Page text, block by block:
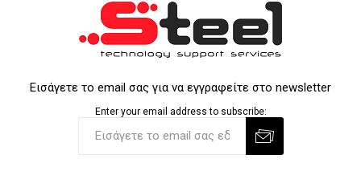
Εισάγετε το email σας για να εγγραφείτε στο newsletter
Enter your email address to subscribe: